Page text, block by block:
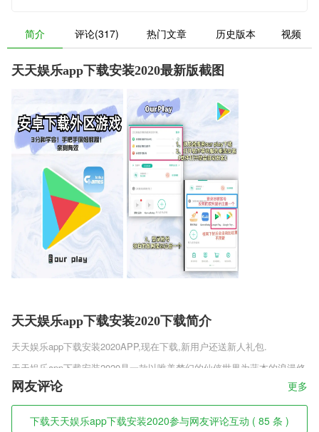
简介 评论(317) 热门文章 历史版本 视频
天天娱乐app下载安装2020最新版截图
天天娱乐app下载安装2020下载简介
天天娱乐app下载安装2020APP,现在下载,新用户还送新人礼包.
天天娱乐app下载安装2020是一款以唯美梦幻的仙侠世界为蓝本的浪漫修
仙RPG手游，拥有超清细腻的游戏画质，所有的职业角色刻画的精细，
全新的仙侠故事情节，给你不一样的修仙体验，庞大无缝的世界地图，自
由的探索，获得许多稀有的物资材料，对仙剑奇侠录最新版v3.5.1这款游
戏感兴趣的玩家赶紧来趣趣手游网下载体验吧。
网友评论 更多
下载天天娱乐app下载安装2020参与网友评论互动 ( 85 条 )